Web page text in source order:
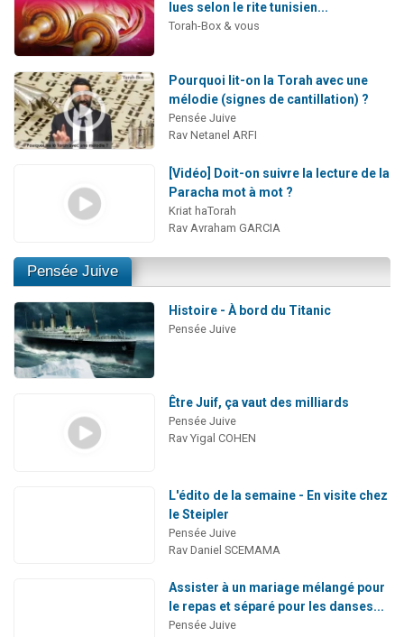
lues selon le rite tunisien...
Torah-Box & vous
Pourquoi lit-on la Torah avec une
mélodie (signes de cantillation) ?
Pensée Juive
Rav Netanel ARFI
[Vidéo] Doit-on suivre la lecture de la
Paracha mot à mot ?
Kriat haTorah
Rav Avraham GARCIA
Pensée Juive
Histoire - À bord du Titanic
Pensée Juive
Être Juif, ça vaut des milliards
Pensée Juive
Rav Yigal COHEN
L'édito de la semaine - En visite chez
le Steipler
Pensée Juive
Rav Daniel SCEMAMA
Assister à un mariage mélangé pour
le repas et séparé pour les danses...
Pensée Juive